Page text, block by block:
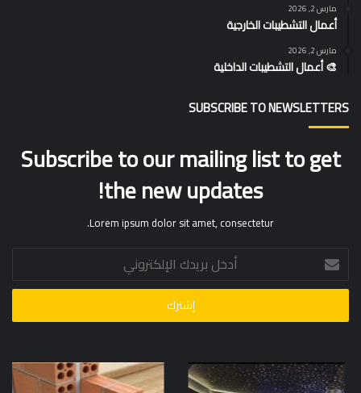
مارس 2, 2026
أعمال التشطيبات الخارجية
مارس 2, 2026
🎨 أعمال التشطيبات الداخلية
SUBSCRIBE TO NEWSLETTERS
Subscribe to our mailing list to get
the new updates!
Lorem ipsum dolor sit amet, consectetur.
أدخل
بريدك
الإلكتروني
مهندس
عزل
عازل
بالصوت